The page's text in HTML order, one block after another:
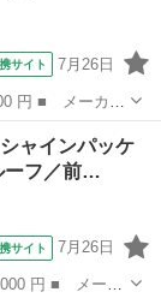
サイト 7月26日
ロングレン
／ パノラマ
ャインパッケ
ーフ／前…
サイト 7月26日